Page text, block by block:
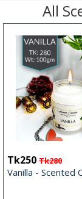
All
Tk250 Tk280